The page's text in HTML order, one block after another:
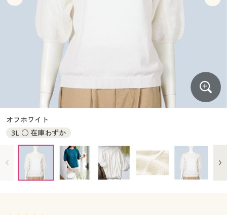
カーテン・ラグ・ファブリック
ジュニア・ティーンズ下着
大きいサイズ通販すべて
大きいサイズ レディース服
大きいサイズ レディース下着
大きいサイズ メンズ
大きいサイズ 事務・制服
バーゲンセール
シークレットセール
詳細検索
商品カテゴリ一覧
カタログ
カタログ・チラシからのご注文
デジタルカタログ
カタログ無料プレゼント
ジュニア・ティーンズ下着
大きいサイズ レディース服
大きいサイズ レディース下着
大きいサイズ メンズ
大きいサイズ 事務・制服
バーゲンセール
シークレットセール
詳細検索
商品カテゴリ一覧
カタログ・チラシからのご注文
カタログ無料プレゼント
会員メニュー
オフホワイト
3L ○ 在庫わずか